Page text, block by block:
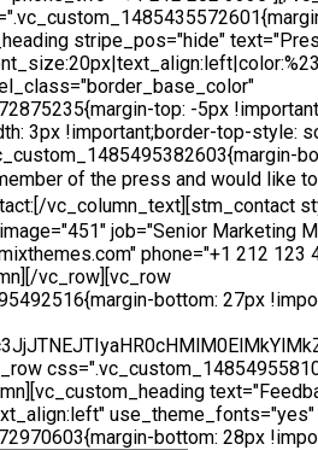
stripe_pos="hide"
top: -5px
3px !important;border-top-style:
of the press and would like
[/vc_column_text][stm_contact
job="Senior Marketing
phone="+1 212 123
vc_row][vc_row
bottom: 27px
use_theme_fonts="yes"
bottom: 28px